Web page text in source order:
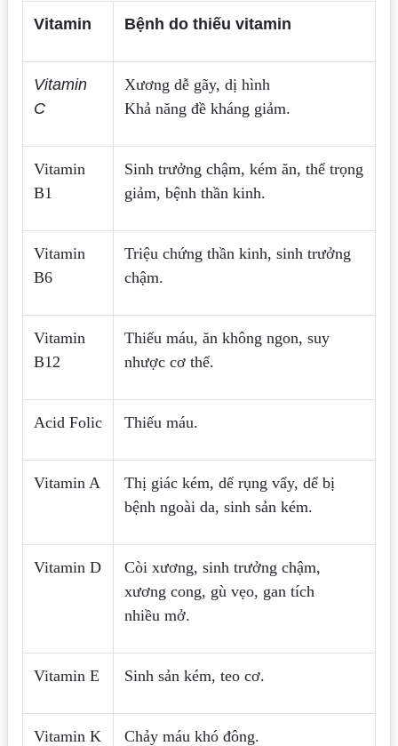
Vitamin Bệnh do thiếu vitamin
Vitamin
C
Xương dễ gãy, dị hình
Khả năng đề kháng giảm.
Vitamin
B1
Sinh trưởng chậm, kém ăn, thể trọng
giảm, bệnh thần kinh.
Vitamin
B6
Triệu chứng thần kinh, sinh trưởng
chậm.
Vitamin
B12
Thiếu máu, ăn không ngon, suy
nhược cơ thể.
Acid Folic Thiếu máu.
Vitamin A
Thị giác kém, dể rụng vẩy, dể bị
bệnh ngoài da, sinh sản kém.
Vitamin D
Còi xương, sinh trưởng chậm,
xương cong, gù vẹo, gan tích
nhiều mở.
Vitamin E Sinh sản kém, teo cơ.
Vitamin K Chảy máu khó đông.